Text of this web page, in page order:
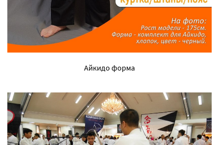
Айкидо форма